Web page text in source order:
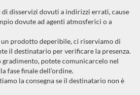
disservizi dovuti a indirizzi errati, cause
dovute ad agenti atmosferici o a
un prodotto deperibile, ci riserviamo di
il destinatario per verificare la presenza.
gradimento, potete comunicarcelo nel
fase finale dell’ordine.
la consegna se il destinatario non è